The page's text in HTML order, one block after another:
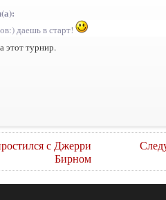
даешь в старт!
этот турнир.
с Джерри
Бирном